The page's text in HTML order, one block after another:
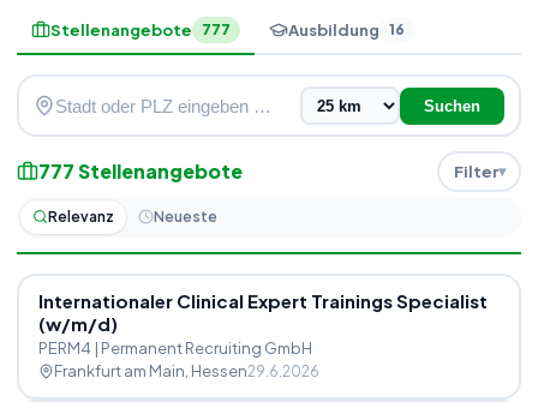
Stellenangebote 777 Ausbildung 16
Suchen
777Stellenangebote
Relevanz Neueste
Filter
Internationaler Clinical Expert Trainings Specialist
(w/m/d)
PERM4 | Permanent Recruiting GmbH
Frankfurt am Main , Hessen29.6.2026